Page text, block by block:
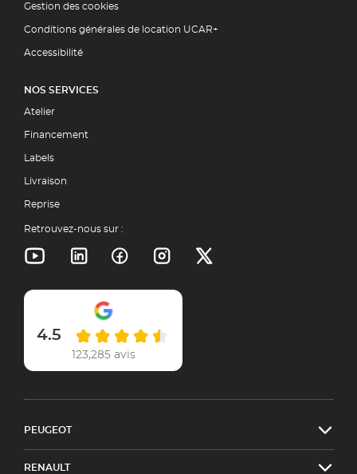
Gestion des cookies
Conditions générales de location UCAR+
Accessibilité
NOS SERVICES
Atelier
Financement
Labels
Livraison
Reprise
Retrouvez-nous sur :
4.5
123,285 avis
PEUGEOT
RENAULT